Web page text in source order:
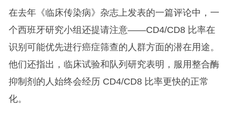
在去年《临床传染病》杂志上发表的一篇评论中，一
个西班牙研究小组还提请注意——CD4/CD8 比率在
识别可能优先进行癌症筛查的人群方面的潜在用途。
他们还指出，临床试验和队列研究表明，服用整合酶
抑制剂的人始终会经历 CD4/CD8 比率更快的正常
化。